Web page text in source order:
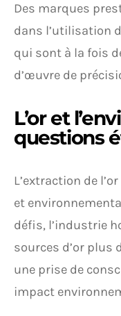
Des marques
dans l’utilisation
qui sont à la fois
d’œuvre de
L’or et
questions
L’extraction de
et
défis, l’industrie
sources d’or plus
une prise de
impact